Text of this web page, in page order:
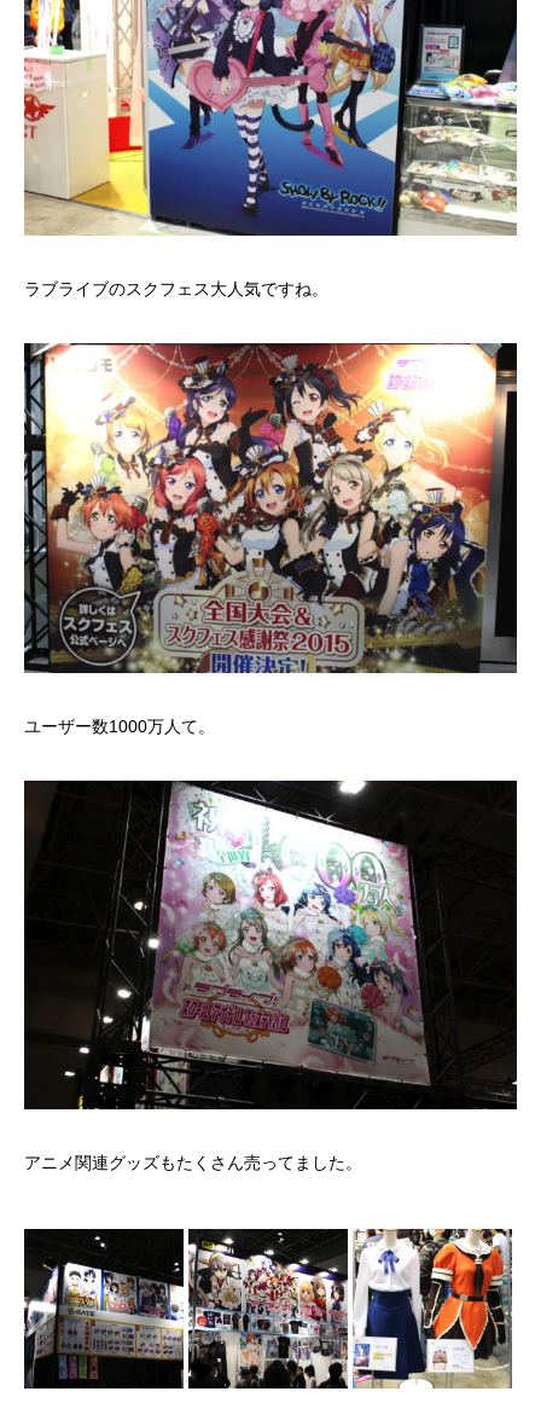
ラブライブのスクフェス大人気ですね。
ユーザー数1000万人て。
アニメ関連グッズもたくさん売ってました。